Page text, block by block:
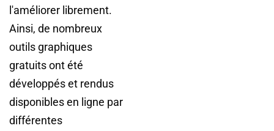
l'améliorer librement.
Ainsi, de nombreux
outils graphiques
gratuits ont été
développés et rendus
disponibles en ligne par
différentes